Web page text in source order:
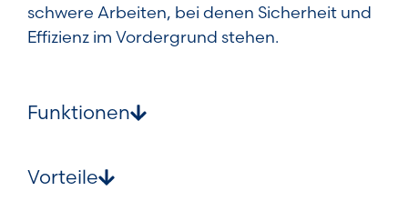
schwere Arbeiten, bei denen Sicherheit und
Effizienz im Vordergrund stehen.
Funktionen
Vorteile